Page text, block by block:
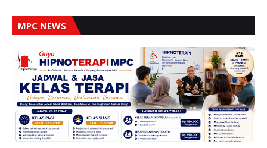
MPC NEWS